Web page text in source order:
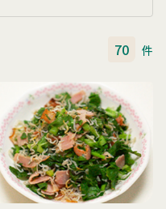
70 件